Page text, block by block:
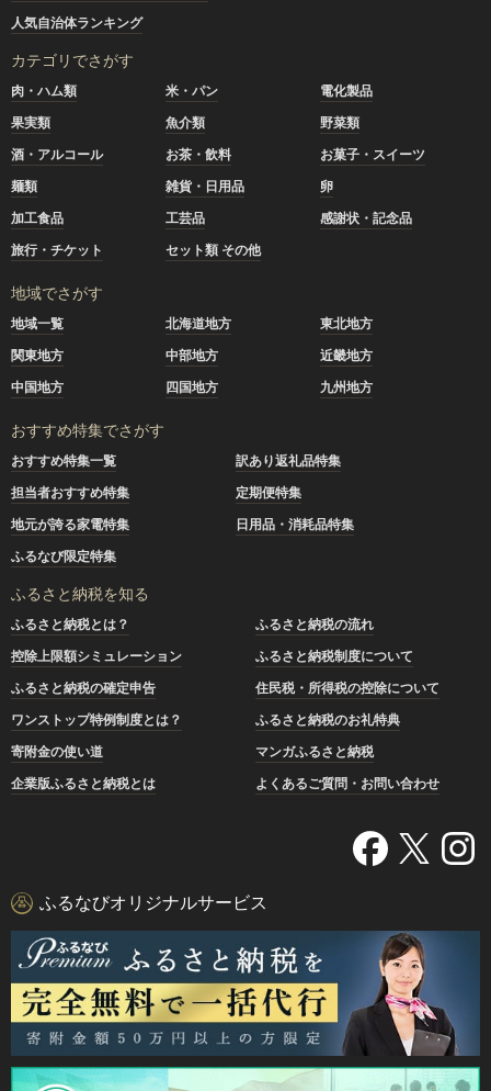
人気自治体ランキング
カテゴリでさがす
肉・ハム類 米・パン
電化製品
果実類
魚介類
野菜類
酒・アルコール
お茶・飲料
お菓子・スイーツ
麺類
雑貨・日用品
卵
加工食品
工芸品
感謝状・記念品
旅行・チケット
セット類 その他
地域でさがす
地域一覧 北海道地方
東北地方
関東地方
中部地方
近畿地方
中国地方
四国地方 九州地方
おすすめ特集でさがす
おすすめ特集一覧
訳あり返礼品特集
担当者おすすめ特集
定期便特集
地元が誇る家電特集
日用品・消耗品特集
ふるなび限定特集
ふるさと納税を知る
ふるさと納税とは？
ふるさと納税の流れ
控除上限額シミュレーション
ふるさと納税制度について
ふるさと納税の確定申告
住民税・所得税の控除について
ワンストップ特例制度とは？
ふるさと納税のお礼特典
寄附金の使い道
マンガふるさと納税
企業版ふるさと納税とは
よくあるご質問・お問い合わせ
ふるなびオリジナルサービス